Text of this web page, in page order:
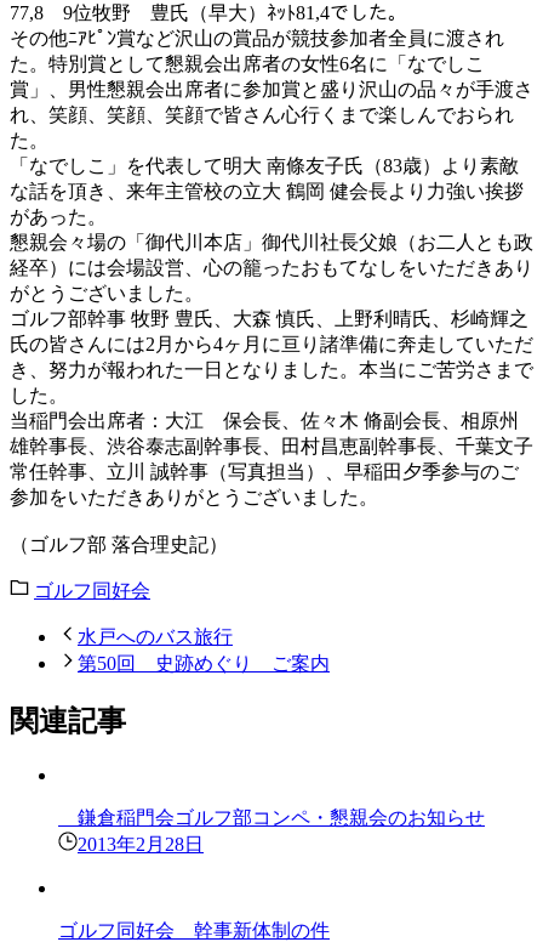
77,8 9位牧野 豊氏（早大）ﾈｯﾄ81,4でした。
その他ﾆｱﾋﾟﾝ賞など沢山の賞品が競技参加者全員に渡され
た。特別賞として懇親会出席者の女性6名に「なでしこ
賞」、男性懇親会出席者に参加賞と盛り沢山の品々が手渡さ
れ、笑顔、笑顔、笑顔で皆さん心行くまで楽しんでおられ
た。
「なでしこ」を代表して明大 南條友子氏（83歳）より素敵
な話を頂き、来年主管校の立大 鶴岡 健会長より力強い挨拶
があった。
懇親会々場の「御代川本店」御代川社長父娘（お二人とも政
経卒）には会場設営、心の籠ったおもてなしをいただきあり
がとうございました。
ゴルフ部幹事 牧野 豊氏、大森 慎氏、上野利晴氏、杉崎輝之
氏の皆さんには2月から4ヶ月に亘り諸準備に奔走していただ
き、努力が報われた一日となりました。本当にご苦労さまで
した。
当稲門会出席者：大江 保会長、佐々木 脩副会長、相原州
雄幹事長、渋谷泰志副幹事長、田村昌恵副幹事長、千葉文子
常任幹事、立川 誠幹事（写真担当）、早稲田夕季参与のご
参加をいただきありがとうございました。
（ゴルフ部 落合理史記）
ゴルフ同好会
水戸へのバス旅行
第50回 史跡めぐり ご案内
関連記事
鎌倉稲門会ゴルフ部コンペ・懇親会のお知らせ
2013年2月28日
ゴルフ同好会 幹事新体制の件